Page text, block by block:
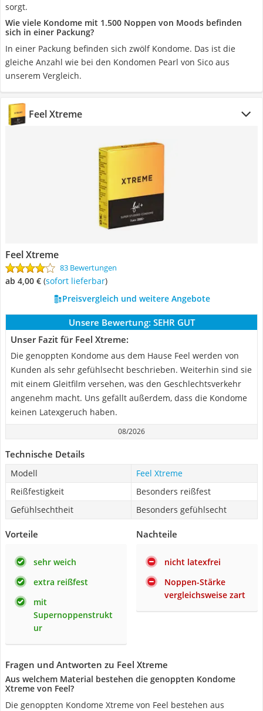
sorgt.
Wie viele Kondome mit 1.500 Noppen von Moods befinden
sich in einer Packung?
In einer Packung befinden sich zwölf Kondome. Das ist die
gleiche Anzahl wie bei den Kondomen Pearl von Sico aus
unserem Vergleich.
Feel Xtreme
Feel Xtreme
83 Bewertungen
ab 4,00 € ( Sofort lieferbar)
Preisvergleich und weitere Angebote
Unsere Bewertung: SEHR GUT
Unser Fazit für Feel Xtreme:
Die genoppten Kondome aus dem Hause Feel werden von
Kunden als sehr gefühlsecht beschrieben. Weiterhin sind sie
mit einem Gleitfilm versehen, was den Geschlechtsverkehr
angenehm macht. Uns gefällt außerdem, dass die Kondome
keinen Latexgeruch haben.
08/2026
Technische Details
Modell
Feel Xtreme
Reißfestigkeit
Besonders reißfest
Gefühlsechtheit
Besonders gefühlsecht
Vorteile
sehr weich
extra reißfest
mit
Supernoppenstrukt
ur
Nachteile
nicht latexfrei
Noppen-Stärke
vergleichsweise zart
Fragen und Antworten zu Feel Xtreme
Aus welchem Material bestehen die genoppten Kondome
Xtreme von Feel?
Die genoppten Kondome Xtreme von Feel bestehen aus